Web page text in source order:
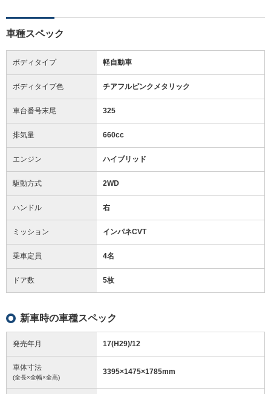
車種スペック
ボディタイプ 軽自動車
ボディタイプ色 チアフルピンクメタリック
車台番号末尾 325
排気量 660cc
エンジン ハイブリッド
駆動方式 2WD
ハンドル 右
ミッション インパネCVT
乗車定員 4名
ドア数 5枚
新車時の車種スペック
発売年月 17(H29)/12
車体寸法
(全長×全幅×全高)
3395×1475×1785mm